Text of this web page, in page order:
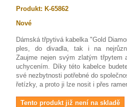
Produkt: K-65862
Nové
Dámská třpytivá kabelka "Gold
ples, do divadla, tak i na
Zaujme nejen svým zlatým třpytem
uchycením. Díky této kabelce
své nezbytnosti potřebné do
řetízky, a proto ji lze nosit i přes
Tento produkt již není na skladě